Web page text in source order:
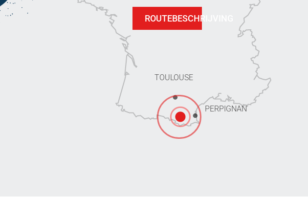
TOULOUSE
PERPIGNAN
ROUTEBESCHRIJVING